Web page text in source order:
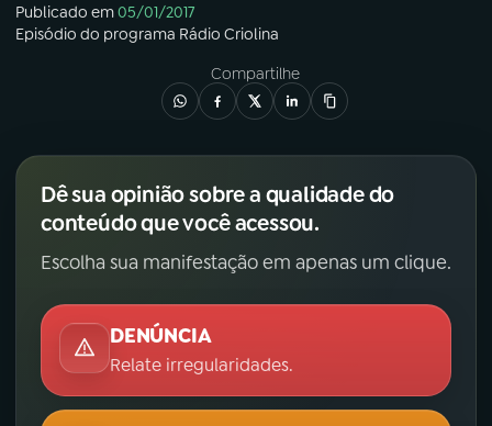
Publicado em05/01/2017
Episódio do programa Rádio Criolina
Compartilhe
Dê sua opinião sobre a qualidade do
conteúdo que você acessou.
Escolha sua manifestação em apenas um clique.
DENÚNCIA
Relate irregularidades.